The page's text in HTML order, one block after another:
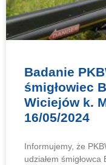
Badanie
śmigłowiec
Wiciejów k.
16/05/2024
Informujemy, że
udziałem